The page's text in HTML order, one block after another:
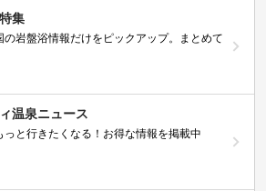
集
の岩盤浴情報だけをピックアップ。まとめて
温泉ニュース
っと行きたくなる！お得な情報を掲載中